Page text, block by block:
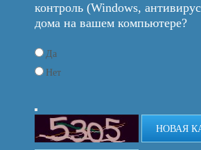
контроль (Windows,
дома на вашем компьютере?
Да
Нет
НОВАЯ